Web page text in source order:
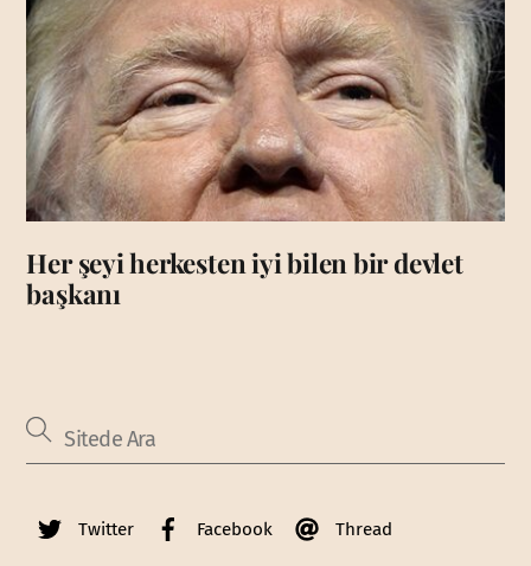
Her şeyi herkesten iyi bilen bir devlet
başkanı
Twitter Facebook Thread